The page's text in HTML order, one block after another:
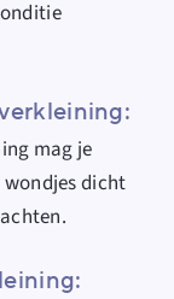
mag je
wondjes dicht